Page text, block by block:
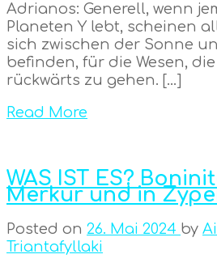
Adrianos: Generell, wenn
Planeten Y lebt, scheinen
sich zwischen der Sonne
befinden, für die Wesen,
rückwärts zu gehen. […]
Read More
WAS IST ES?
Merkur und in
Posted on 26. Mai 2024 by
Triantafyllaki